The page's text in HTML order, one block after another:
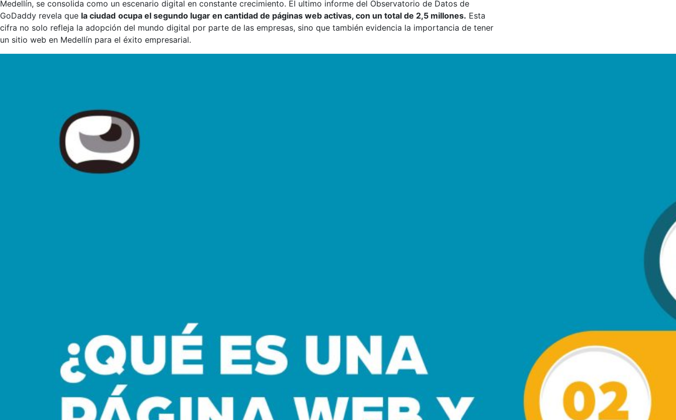
Medellín, se consolida como un escenario digital en constante crecimiento. El ultimo informe del Observatorio de Datos de
GoDaddy revela que la ciudad ocupa el segundo lugar en cantidad de páginas web activas, con un total de 2,5 millones. Esta
cifra no solo refleja la adopción del mundo digital por parte de las empresas, sino que también evidencia la importancia de tener
un sitio web en Medellín para el éxito empresarial.